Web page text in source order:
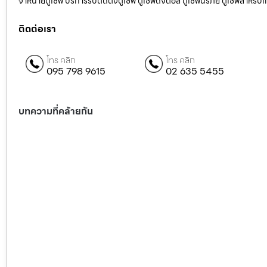
ติดต่อเรา
โทร คลิก
095 798 9615
โทร คลิก
02 635 5455
บทความที่คล้ายกัน